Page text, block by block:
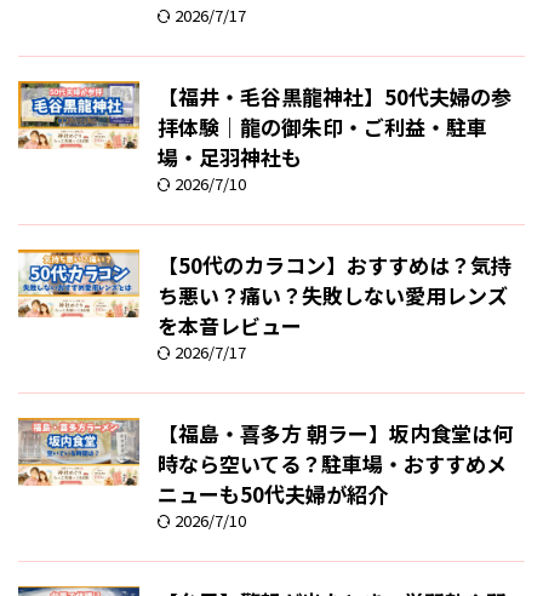
2026/7/17
【福井・毛谷黒龍神社】50代夫婦の参
拝体験｜龍の御朱印・ご利益・駐車
場・足羽神社も
2026/7/10
【50代のカラコン】おすすめは？気持
ち悪い？痛い？失敗しない愛用レンズ
を本音レビュー
2026/7/17
【福島・喜多方 朝ラー】坂内食堂は何
時なら空いてる？駐車場・おすすめメ
ニューも50代夫婦が紹介
2026/7/10